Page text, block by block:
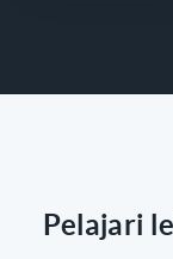
Pelajari